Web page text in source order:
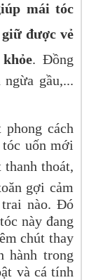
mái tóc
được vẻ
. Đồng
gầu,...
cách
uốn mới
thoát,
gợi cảm
nào. Đó
này đang
chút thay
hành trong
và cá tính